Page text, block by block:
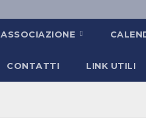
ASSOCIAZIONE
CONTATTI LINK UTILI